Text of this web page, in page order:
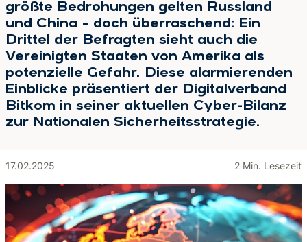
größte Bedrohungen gelten Russland
und China – doch überraschend: Ein
Drittel der Befragten sieht auch die
Vereinigten Staaten von Amerika als
potenzielle Gefahr. Diese alarmierenden
Einblicke präsentiert der Digitalverband
Bitkom in seiner aktuellen Cyber-Bilanz
zur Nationalen Sicherheitsstrategie.
17.02.2025 2 Min. Lesezeit